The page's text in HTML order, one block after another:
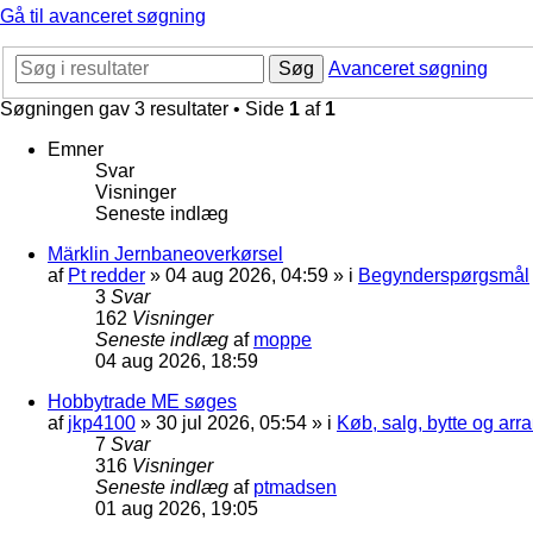
Gå til avanceret søgning
Søg
Avanceret søgning
Søgningen gav 3 resultater • Side 1 af 1
Emner
Svar
Visninger
Seneste indlæg
Märklin Jernbaneoverkørsel
af Pt redder » 04 aug 2026, 04:59 » i Begynderspørgsmål
3 Svar
162 Visninger
Seneste indlæg af moppe
04 aug 2026, 18:59
Hobbytrade ME søges
af jkp4100 » 30 jul 2026, 05:54 » i Køb, salg, bytte og
7 Svar
316 Visninger
Seneste indlæg af ptmadsen
01 aug 2026, 19:05